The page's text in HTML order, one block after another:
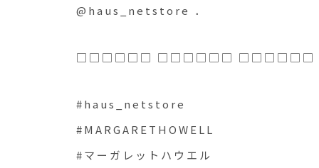
@haus_netstore ．
□□□□□□ □□□□□□ □□□□□□
#haus_netstore
#MARGARETHOWELL
#マーガレットハウエル